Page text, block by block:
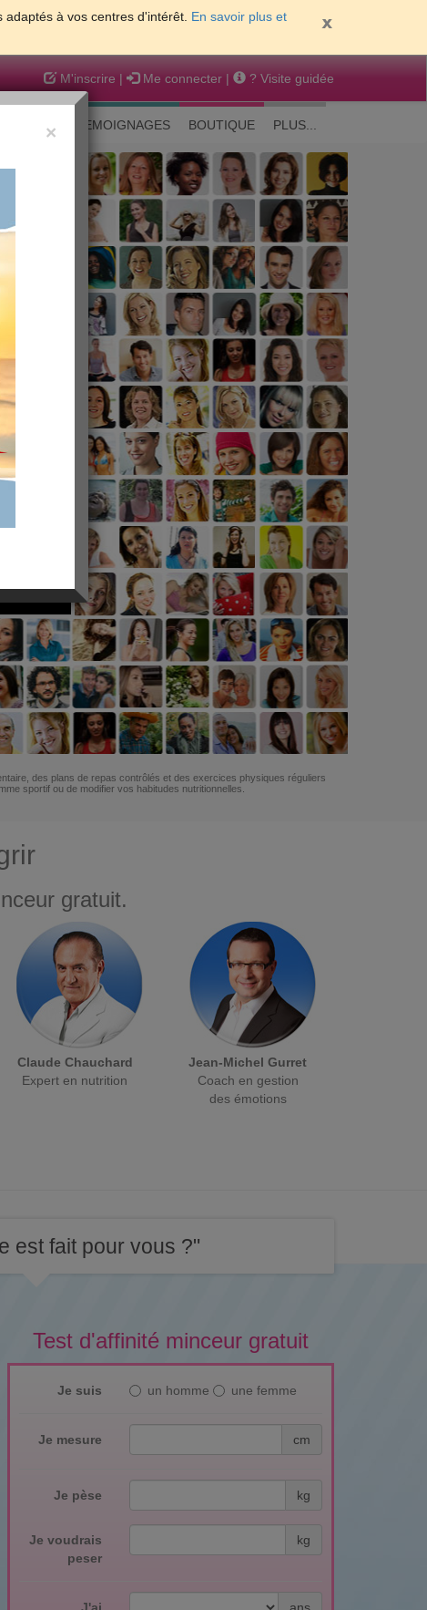
à vos centres d'intérêt. En savoir plus et
M'inscrire | Me connecter | ? Visite guidée
TEMOIGNAGES BOUTIQUE PLUS...
peau
des plans de repas contrôlés et des exercices physiques réguliers
sportif ou de modifier vos habitudes nutritionnelles.
gratuit.
Claude Chauchard
Expert en nutrition
Jean-Michel Gurret
Coach en gestion
des émotions
est fait pour vous ?"
Test d'affinité minceur gratuit
Je suis un homme une femme
Je mesure cm
Je pèse kg
Je voudrais
peser
kg
×